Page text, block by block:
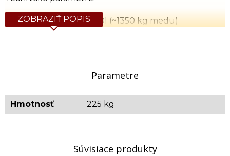
Kapacita nádrže: 1000l (~1350 kg medu)
Napájanie: 400V
Regulácia teploty: 30 - 55°C
Výpustný ventil: 2" guľový ventil
Vonkajšie rozmery (d x š x v): 1250 x 1150 x 2100 mm
Orientačná hmotnosť: 225 kg
ZOBRAZIŤ POPIS
Parametre
Hmotnosť 225 kg
Súvisiace produkty